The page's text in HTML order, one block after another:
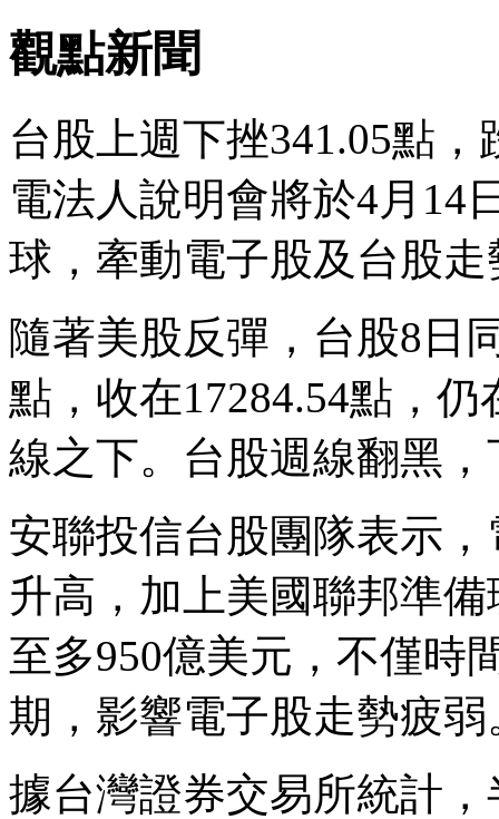
觀點新聞
台股上週下挫341.05點
電法人說明會將於4月14
球，牽動電子股及台股走
隨著美股反彈，台股8日
點，收在17284.54點，
線之下。台股週線翻黑，
安聯投信台股團隊表示
升高，加上美國聯邦準
至多950億美元，不僅時
期，影響電子股走勢疲弱
據台灣證券交易所統計